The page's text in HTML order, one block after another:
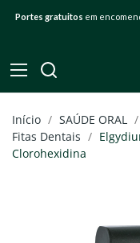
Portes gratuitos em
Início SAÚDE ORAL
Fitas Dentais
Clorohexidina